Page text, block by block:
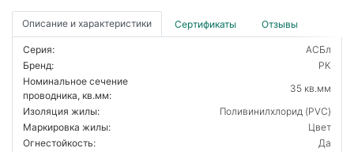
Описание и характеристики Сертификаты Отзывы
Серия:
АСБл
Бренд:
РК
Номинальное сечение
проводника, кв.мм:
35 кв.мм
Изоляция жилы:
Поливинилхлорид (PVC)
Маркировка жилы:
Цвет
Огнестойкость:
Да